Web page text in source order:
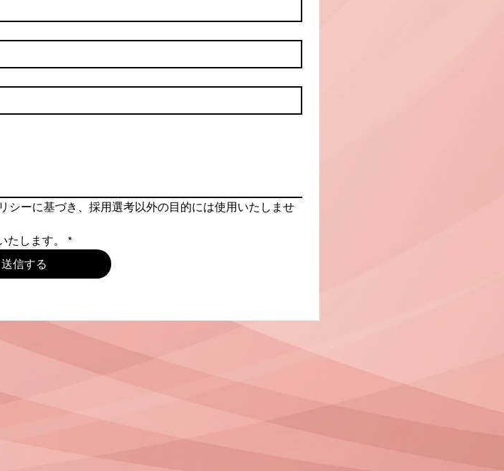
シーに基づき、採用選考以外の目的には使用いたしませ
します。
*
送信する